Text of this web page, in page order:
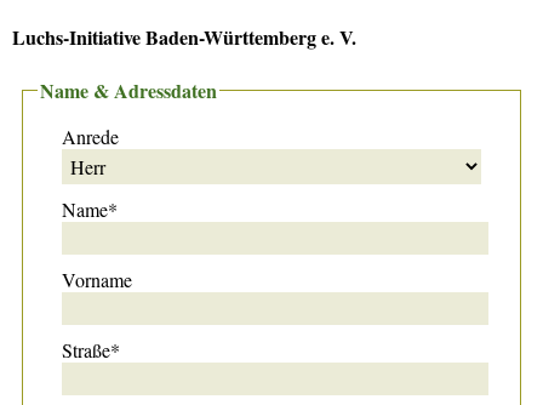
Luchs-Initiative Baden-Württemberg e. V.
Name & Adressdaten
Anrede
Name*
Vorname
Straße*